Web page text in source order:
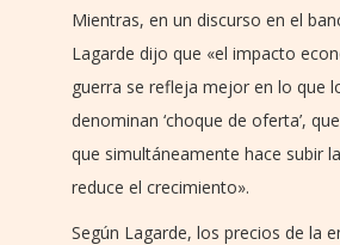
Mientras, en un discurso en el
Lagarde dijo que «el impacto
guerra se refleja mejor en lo que
denominan ‘choque de oferta’,
que simultáneamente hace subir
reduce el crecimiento».
Según Lagarde, los precios de la